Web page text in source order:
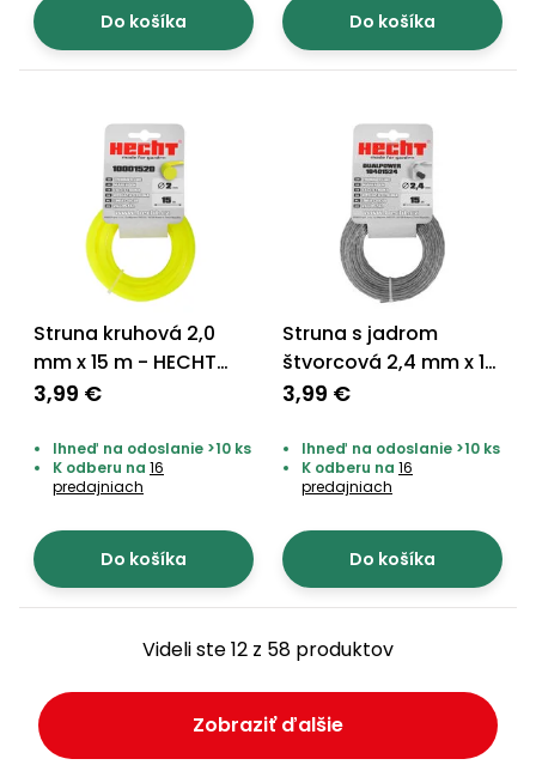
Do košíka Do košíka
Struna kruhová 2,0
mm x 15 m - HECHT
10001520
3,99 €
Ihneď na odoslanie >10 ks
K odberu na 16
predajniach
Do košíka
Struna s jadrom
štvorcová 2,4 mm x 15
m - HECHT 10401524
3,99 €
Ihneď na odoslanie >10 ks
K odberu na 16
predajniach
Do košíka
Videli ste 12 z 58 produktov
Zobraziť ďalšie